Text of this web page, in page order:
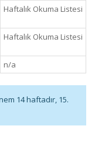
Haftalık Okuma Listesi
Haftalık Okuma Listesi
n/a
14 haftadır, 15.